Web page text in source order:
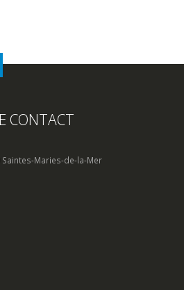
CONTACT
Saintes-Maries-de-la-Mer